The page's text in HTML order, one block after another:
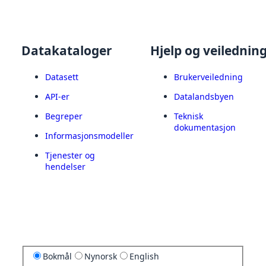
Datakataloger
Datasett
API-er
Begreper
Informasjonsmodeller
Tjenester og
hendelser
Hjelp og
Brukerveiledning
Datalandsbyen
Teknisk
dokumentasjon
Bokmål Nynorsk English